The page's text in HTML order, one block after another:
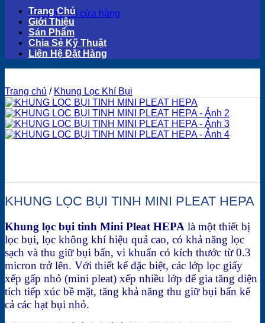
Quay trở lại cửa hàng
Trang Chủ
Giới Thiệu
Sản Phẩm
Chia Sẻ Kỹ Thuật
Liên Hệ Đặt Hàng
Trang chủ / Khung Lọc Khí Bụi
KHUNG LỌC BỤI TINH MINI PLEAT HEPA
Khung lọc bụi tinh Mini Pleat HEPA là một thiết bị
lọc bụi, lọc không khí hiệu quả cao, có khả năng lọc
sạch và thu giữ bụi bẩn, vi khuẩn có kích thước từ 0.3
micron trở lên. Với thiết kế đặc biệt, các lớp lọc giấy
xếp gấp nhỏ (mini pleat) xếp nhiều lớp để gia tăng diện
tích tiếp xúc bề mặt, tăng khả năng thu giữ bụi bẩn kể
cả các hạt bụi nhỏ.